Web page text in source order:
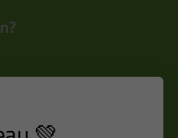
rechtstreeks in je